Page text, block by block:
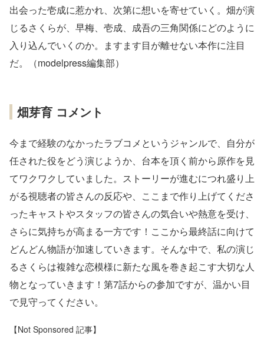
出会った壱成に惹かれ、次第に想いを寄せていく。畑が演
じるさくらが、早梅、壱成、成吾の三角関係にどのように
入り込んでいくのか。ますます目が離せない本作に注目
だ。（modelpress編集部）
畑芽育 コメント
今まで経験のなかったラブコメというジャンルで、自分が
任された役をどう演じようか、台本を頂く前から原作を見
てワクワクしていました。ストーリーが進むにつれ盛り上
がる視聴者の皆さんの反応や、ここまで作り上げてくださ
ったキャストやスタッフの皆さんの気合いや熱意を受け、
さらに気持ちが高まる一方です！ここから最終話に向けて
どんどん物語が加速していきます。そんな中で、私の演じ
るさくらは複雑な恋模様に新たな風を巻き起こす大切な人
物となっていきます！第7話からの参加ですが、温かい目
で見守ってください。
【Not Sponsored 記事】